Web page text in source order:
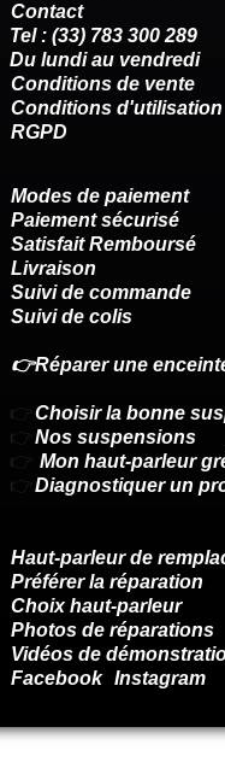
Contact
Tel : (33) 783 300 289
Du lundi au vendredi
Conditions de vente
Conditions d'utilisation
RGPD
Modes de paiement
Paiement sécurisé
Satisfait Remboursé
Livraison
Suivi de commande
Suivi de colis
👉Réparer une
👉 Choisir la bonne
👉 Nos suspensions
👉 Mon haut-parleur
👉 Diagnostiquer un
Haut-parleur de
Préférer la réparation
Choix haut-parleur
Photos de réparations
Vidéos de
Facebook Instagram